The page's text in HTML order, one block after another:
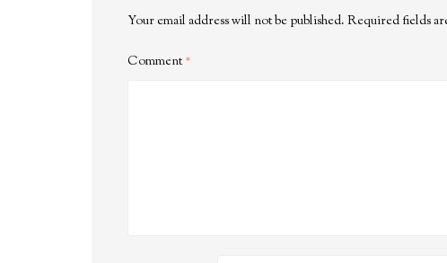
Your email address will not be published. Required fields
Comment*